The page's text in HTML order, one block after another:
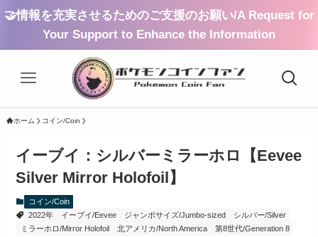
🤝情報を充実させるためのご支援のお願い/A Request for
Your Support to Enhance the Information
ホーム コイン/Coin
イーブイ：シルバーミラーホロ【Eevee
Silver Mirror Holofoil】
コイン/Coin
2022年
イーブイ/Eevee ジャンボサイズ/Jumbo-sized
シルバー/Silver
ミラーホロ/Mirror Holofoil
北アメリカ/North America 第8世代/Generation 8